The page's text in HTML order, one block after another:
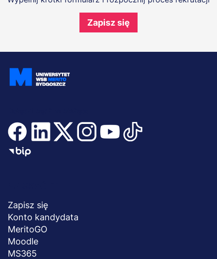
Zapisz się
stopka
Zapisz się
Konto kandydata
MeritoGO
Moodle
MS365